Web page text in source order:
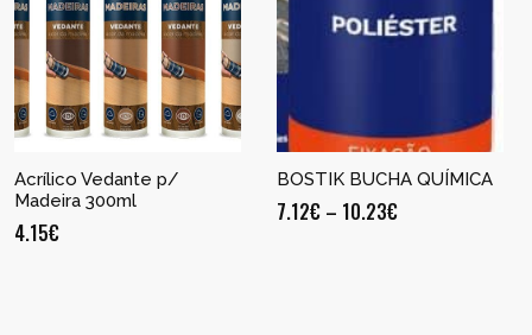
Acrílico Vedante p/
Madeira 300ml
4.15€
BOSTIK BUCHA QUÍMICA
7.12€ – 10.23€